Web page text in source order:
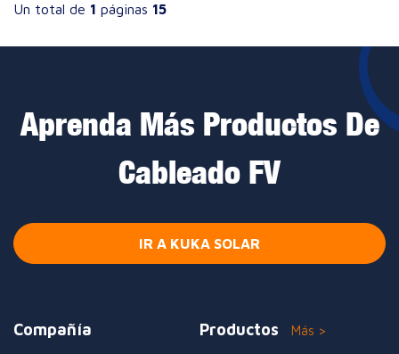
Un total de 1 páginas 15
Aprenda Más Productos De
Cableado FV
IR A KUKA SOLAR
Compañía Productos Más >